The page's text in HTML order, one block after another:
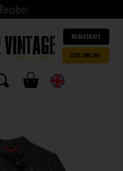
|
REGÍSTRATE
CITA ONLINE